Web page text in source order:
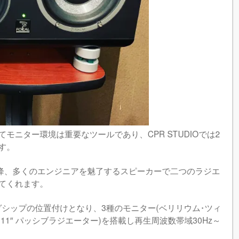
ニター環境は重要なツールであり、CPR STUDIOでは2
多くのエンジニアを魅了するスピーカーで二つのラジエ
れます。
ップの位置付けとなり、3種のモニター(ベリリウム･ツィ
パッシブラジエーター)を搭載し再生周波数帯域30Hz～